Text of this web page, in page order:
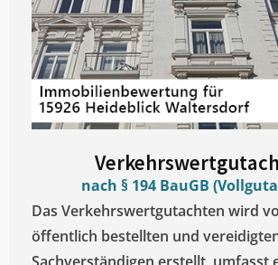
nach § 194 BauGB
Das Verkehrswertgutachten wird
öffentlich bestellten und